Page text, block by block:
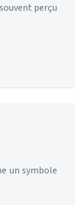
perçu
un symbole